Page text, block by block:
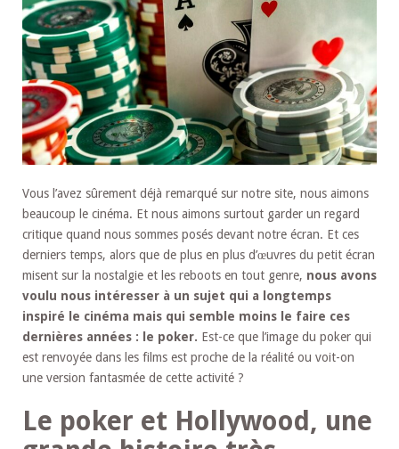
Vous l’avez sûrement déjà remarqué sur notre site, nous aimons
beaucoup le cinéma. Et nous aimons surtout garder un regard
critique quand nous sommes posés devant notre écran. Et ces
derniers temps, alors que de plus en plus d’œuvres du petit écran
misent sur la nostalgie et les reboots en tout genre, nous avons
voulu nous intéresser à un sujet qui a longtemps
inspiré le cinéma mais qui semble moins le faire ces
dernières années : le poker. Est-ce que l’image du poker qui
est renvoyée dans les films est proche de la réalité ou voit-on
une version fantasmée de cette activité ?
Le poker et Hollywood, une